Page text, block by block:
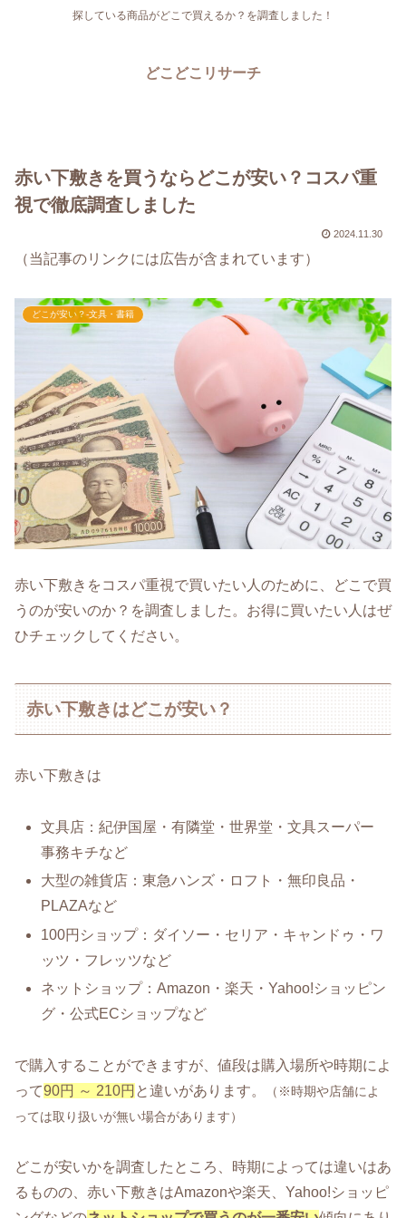
探している商品がどこで買えるか？を調査しました！
どこどこリサーチ
赤い下敷きを買うならどこが安い？コスパ重
視で徹底調査しました
2024.11.30
（当記事のリンクには広告が含まれています）
どこが安い？-文具・書籍
赤い下敷きをコスパ重視で買いたい人のために、どこで買
うのが安いのか？を調査しました。お得に買いたい人はぜ
ひチェックしてください。
赤い下敷きはどこが安い？
赤い下敷きは
文具店：紀伊国屋・有隣堂・世界堂・文具スーパー
事務キチなど
大型の雑貨店：東急ハンズ・ロフト・無印良品・
PLAZAなど
100円ショップ：ダイソー・セリア・キャンドゥ・ワ
ッツ・フレッツなど
ネットショップ：Amazon・楽天・Yahoo!ショッピン
グ・公式ECショップなど
で購入することができますが、値段は購入場所や時期によ
って90円 ～ 210円 と違いがあります。
（※時期や店舗によ
っては取り扱いが無い場合があります）
どこが安いかを調査したところ、時期によっては違いはあ
るものの、赤い下敷きはAmazonや楽天、Yahoo!ショッピ